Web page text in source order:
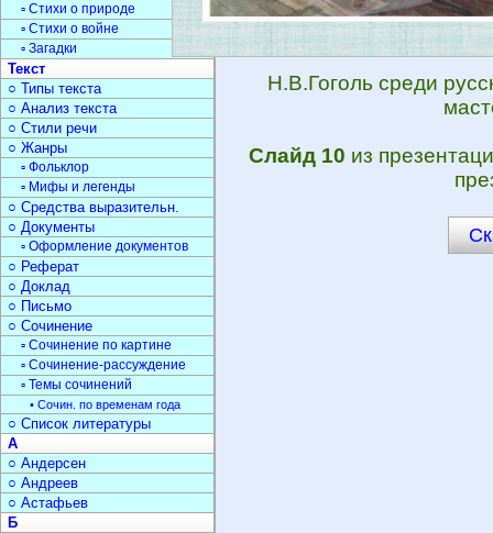
Н.В.Гоголь среди
Слайд 10 из
▫ Стихи о природе
▫ Стихи о войне
▫ Загадки
Текст
○ Типы текста
○ Анализ текста
○ Стили речи
○ Жанры
▫ Фольклор
▫ Мифы и легенды
○ Средства выразительн.
○ Документы
▫ Оформление документов
○ Реферат
○ Доклад
○ Письмо
○ Сочинение
▫ Сочинение по картине
▫ Сочинение-рассуждение
▫ Темы сочинений
• Сочин. по временам года
○ Список литературы
А
○ Андерсен
○ Андреев
○ Астафьев
Б